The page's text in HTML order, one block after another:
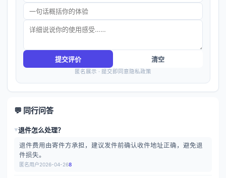
提交评价 清空
匿名展示 · 提交即同意隐私政策
💬 同行问答
▶退件怎么处理？
退件费用由寄件方承担，建议发件前确认收件地址正确，避免退
件损失。
匿名用户2026-04-268